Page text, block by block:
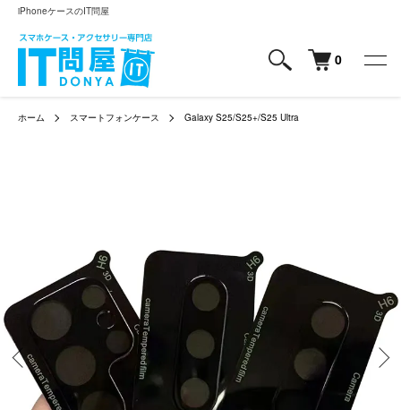
iPhoneケースのIT問屋
0
ホーム スマートフォンケース Galaxy S25/S25+/S25 Ultra